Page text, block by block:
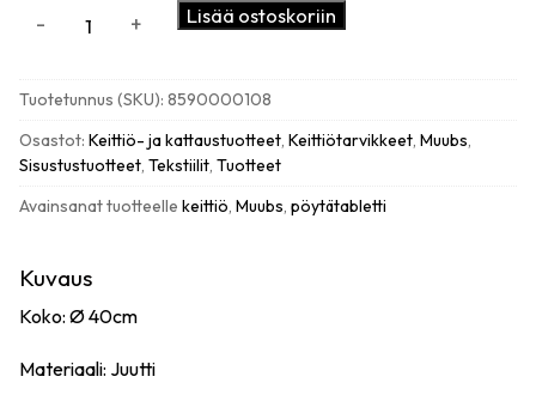
määrä
- + Lisää ostoskoriin
Tuotetunnus (SKU): 8590000108
Osastot: Keittiö- ja kattaustuotteet, Keittiötarvikkeet, Muubs,
Sisustustuotteet, Tekstiilit, Tuotteet
Avainsanat tuotteelle keittiö, Muubs, pöytätabletti
Kuvaus
Koko: Ø 40cm
Materiaali: Juutti